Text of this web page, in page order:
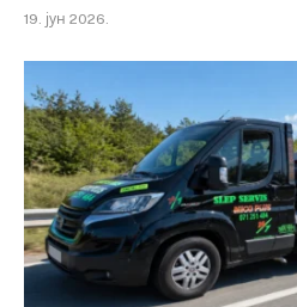
19. јун 2026.